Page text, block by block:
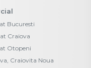
Bucuresti
Craiova
Otopeni
Craiovita Noua